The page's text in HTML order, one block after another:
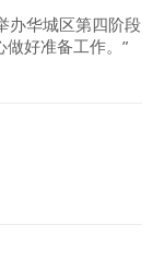
办华城区第四阶段
好准备工作。”